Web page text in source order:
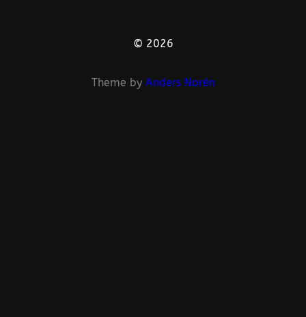
© 2026
Theme by Anders Norén